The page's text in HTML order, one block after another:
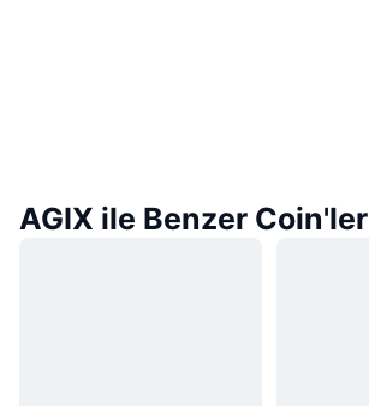
AGIX ile Benzer Coin'ler